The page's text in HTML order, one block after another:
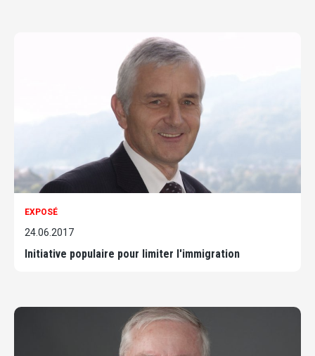
EXPOSÉ
24.06.2017
Initiative populaire pour limiter l'immigration